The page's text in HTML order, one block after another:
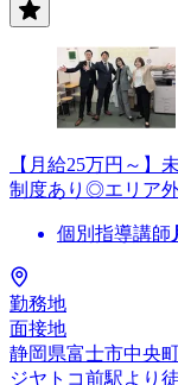
【月給25万円～
制度あり◎エリア
個別指導講師
勤務地
面接地
静岡県富士市中央町
ジヤトコ前駅より